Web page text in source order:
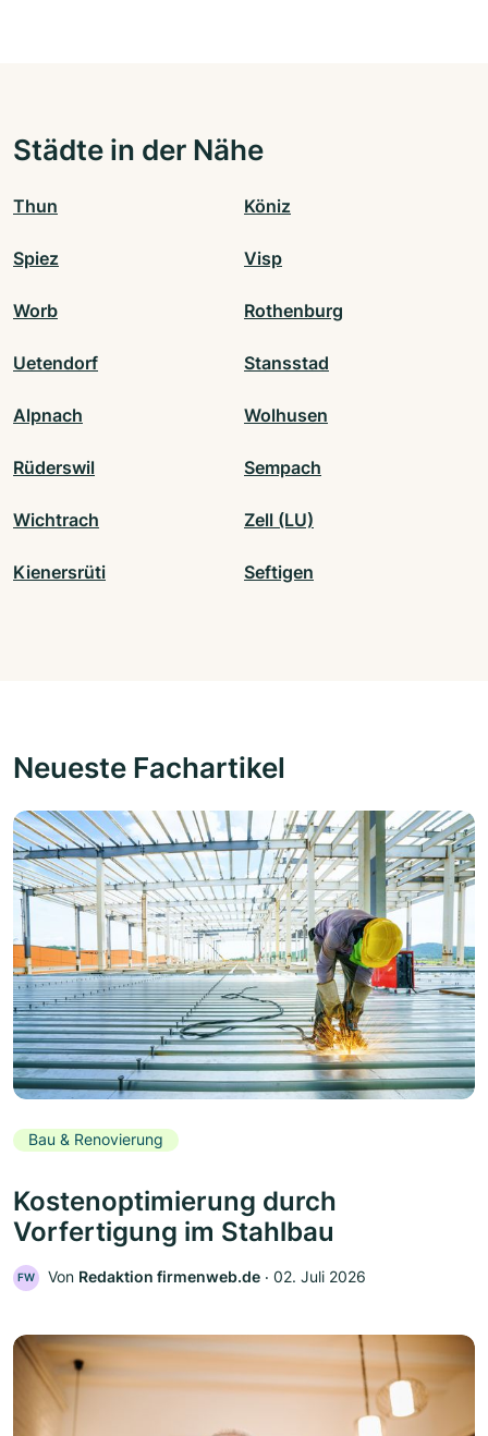
Städte in der Nähe
Thun Köniz
Spiez Visp
Worb Rothenburg
Uetendorf Stansstad
Alpnach Wolhusen
Rüderswil Sempach
Wichtrach Zell (LU)
Kienersrüti Seftigen
Neueste Fachartikel
Bau & Renovierung
Kostenoptimierung durch
Vorfertigung im Stahlbau
FW Von Redaktion firmenweb.de ‧ 02. Juli 2026